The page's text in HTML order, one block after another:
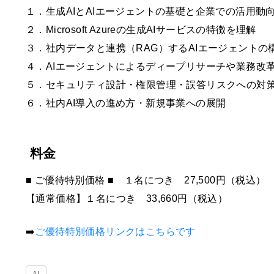
１．生成AIとAIエージェントの基礎と企業での活用動向
２．Microsoft Azureの生成AIサービスの特徴を理解
３．社内データと連携（RAG）するAIエージェントの
４．AIエージェントによるディープリサーチや業務改
５．セキュリティ設計・権限管理・誤答リスクへの対
６．社内AI導入の進め方・新規事業への展開
料金
■ ご優待特別価格 ■ １名につき 27,500円（税込）
【通常価格】１名につき 33,660円（税込）
➡️ご優待特別価格リンクはこちらです